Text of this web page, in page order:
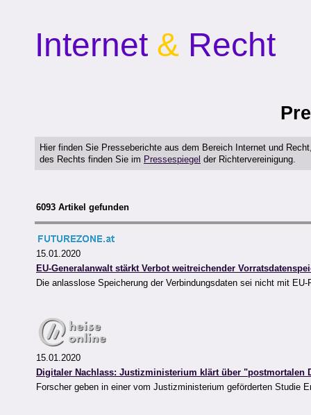
Internet & Recht
Hier finden Sie Presseberichte aus dem Bereich Internet und
des Rechts finden Sie im Pressespiegel der Richtervereinigung.
6093 Artikel gefunden
15.01.2020
EU-Generalanwalt stärkt Verbot weitreichender
Die anlasslose Speicherung der Verbindungsdaten sei nicht mit
15.01.2020
Digitaler Nachlass: Justizministerium klärt über "postmortalen
Forscher geben in einer vom Justizministerium geförderten Studie